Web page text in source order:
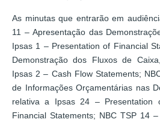
As minutas que entrarão em
11 – Apresentação das
Ipsas 1 – Presentation of Financial
Demonstração dos Fluxos de
Ipsas 2 – Cash Flow Statements;
de Informações Orçamentárias nas
relativa a Ipsas 24 – Presentation
Financial Statements; NBC TSP 14